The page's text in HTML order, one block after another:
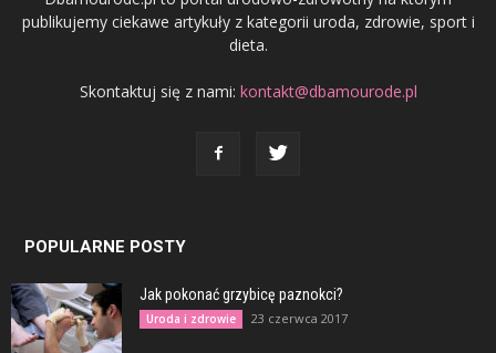
publikujemy ciekawe artykuły z kategorii uroda, zdrowie, sport i
dieta.
Skontaktuj się z nami: kontakt@dbamourode.pl
POPULARNE POSTY
Jak pokonać grzybicę paznokci?
Uroda i zdrowie 23 czerwca 2017